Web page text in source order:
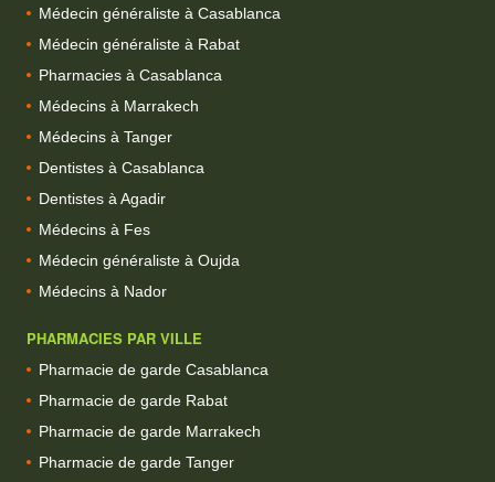
Médecin généraliste à Casablanca
Médecin généraliste à Rabat
Pharmacies à Casablanca
Médecins à Marrakech
Médecins à Tanger
Dentistes à Casablanca
Dentistes à Agadir
Médecins à Fes
Médecin généraliste à Oujda
Médecins à Nador
PHARMACIES PAR VILLE
Pharmacie de garde Casablanca
Pharmacie de garde Rabat
Pharmacie de garde Marrakech
Pharmacie de garde Tanger